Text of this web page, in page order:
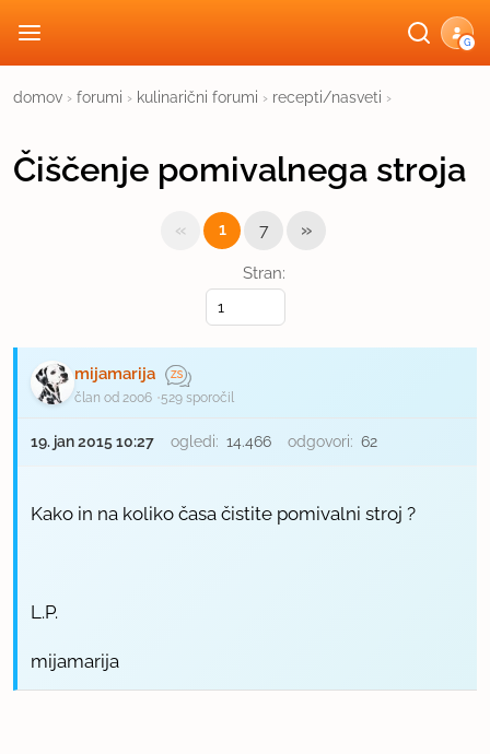
G
domov › forumi › kulinarični forumi › recepti/nasveti ›
Čiščenje pomivalnega stroja
Stran:
« 1 7 »
mijamarija
član od 2006 529 sporočil
19. jan 2015 10:27 ogledi: 14.466 odgovori: 62
Kako in na koliko časa čistite pomivalni stroj ?
L.P.
mijamarija